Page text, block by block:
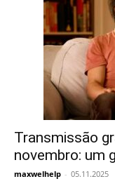
Transmissão
novembro: um
maxwelhelp - 05.11.2025